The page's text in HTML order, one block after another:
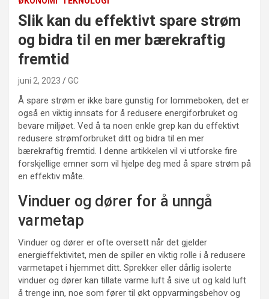
Slik kan du effektivt spare strøm
og bidra til en mer bærekraftig
fremtid
juni 2, 2023 GC
Å spare strøm er ikke bare gunstig for lommeboken, det er
også en viktig innsats for å redusere energiforbruket og
bevare miljøet. Ved å ta noen enkle grep kan du effektivt
redusere strømforbruket ditt og bidra til en mer
bærekraftig fremtid. I denne artikkelen vil vi utforske fire
forskjellige emner som vil hjelpe deg med å spare strøm på
en effektiv måte.
Vinduer og dører for å unngå
varmetap
Vinduer og dører er ofte oversett når det gjelder
energieffektivitet, men de spiller en viktig rolle i å redusere
varmetapet i hjemmet ditt. Sprekker eller dårlig isolerte
vinduer og dører kan tillate varme luft å sive ut og kald luft
å trenge inn, noe som fører til økt oppvarmingsbehov og